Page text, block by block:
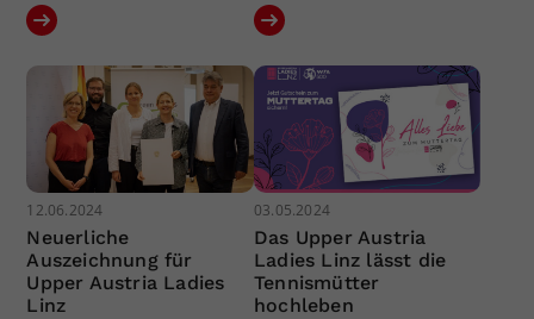
12.06.2024
Neuerliche
Auszeichnung für
Upper Austria Ladies
Linz
03.05.2024
Das Upper Austria
Ladies Linz lässt die
Tennismütter
hochleben